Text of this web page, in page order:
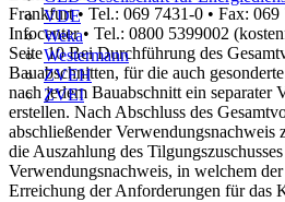
VDE
Weka
Westermann
ZVEH
ZVEI
Frankfurt • Tel.: 069 7431-0 • Fax:
Infocenter • Tel.: 0800 5399002
Seite 10 Bei Durchführung des
Bauabschnitten, für die auch
nach jedem Bauabschnitt ein separater
erstellen. Nach Abschluss des
abschließender
die Auszahlung des
Verwendungsnachweis, in welchem
Erreichung der Anforderungen für das